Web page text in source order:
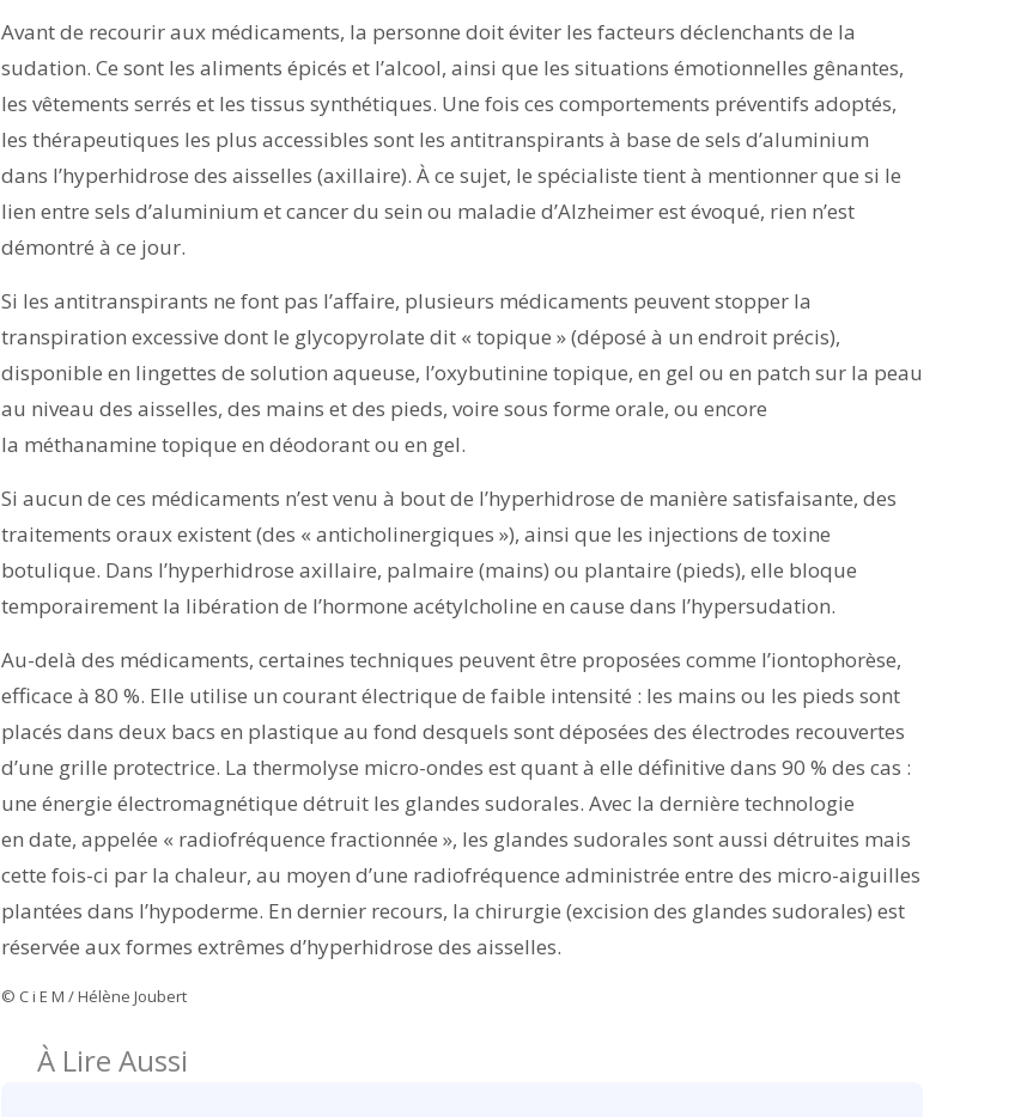
Avant de recourir aux médicaments, la personne doit éviter les facteurs déclenchants de la
sudation. Ce sont les aliments épicés et l’alcool, ainsi que les situations émotionnelles gênantes,
les vêtements serrés et les tissus synthétiques. Une fois ces comportements préventifs adoptés,
les thérapeutiques les plus accessibles sont les antitranspirants à base de sels d’aluminium
dans l’hyperhidrose des aisselles (axillaire). À ce sujet, le spécialiste tient à mentionner que si le
lien entre sels d’aluminium et cancer du sein ou maladie d’Alzheimer est évoqué, rien n’est
démontré à ce jour.
Si les antitranspirants ne font pas l’affaire, plusieurs médicaments peuvent stopper la
transpiration excessive dont le glycopyrolate dit « topique » (déposé à un endroit précis),
disponible en lingettes de solution aqueuse, l’oxybutinine topique, en gel ou en patch sur la peau
au niveau des aisselles, des mains et des pieds, voire sous forme orale, ou encore
la méthanamine topique en déodorant ou en gel.
Si aucun de ces médicaments n’est venu à bout de l’hyperhidrose de manière satisfaisante, des
traitements oraux existent (des « anticholinergiques »), ainsi que les injections de toxine
botulique. Dans l’hyperhidrose axillaire, palmaire (mains) ou plantaire (pieds), elle bloque
temporairement la libération de l’hormone acétylcholine en cause dans l’hypersudation.
Au-delà des médicaments, certaines techniques peuvent être proposées comme l’iontophorèse,
efficace à 80 %. Elle utilise un courant électrique de faible intensité : les mains ou les pieds sont
placés dans deux bacs en plastique au fond desquels sont déposées des électrodes recouvertes
d’une grille protectrice. La thermolyse micro-ondes est quant à elle définitive dans 90 % des cas :
une énergie électromagnétique détruit les glandes sudorales. Avec la dernière technologie
en date, appelée « radiofréquence fractionnée », les glandes sudorales sont aussi détruites mais
cette fois-ci par la chaleur, au moyen d’une radiofréquence administrée entre des micro-aiguilles
plantées dans l’hypoderme. En dernier recours, la chirurgie (excision des glandes sudorales) est
réservée aux formes extrêmes d’hyperhidrose des aisselles.
© C i E M / Hélène Joubert
À Lire Aussi